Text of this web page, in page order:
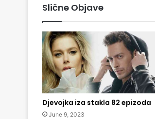
Slične Objave
Djevojka iza stakla 82 epizoda
June 9, 2023